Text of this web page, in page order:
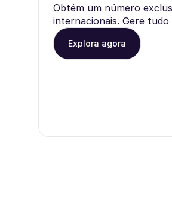
Obtém um número
internacionais. Gere tudo
Explora agora